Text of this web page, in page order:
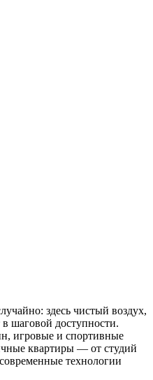
здесь чистый воздух,
шаговой доступности.
игровые и спортивные
квартиры — от студий
технологии